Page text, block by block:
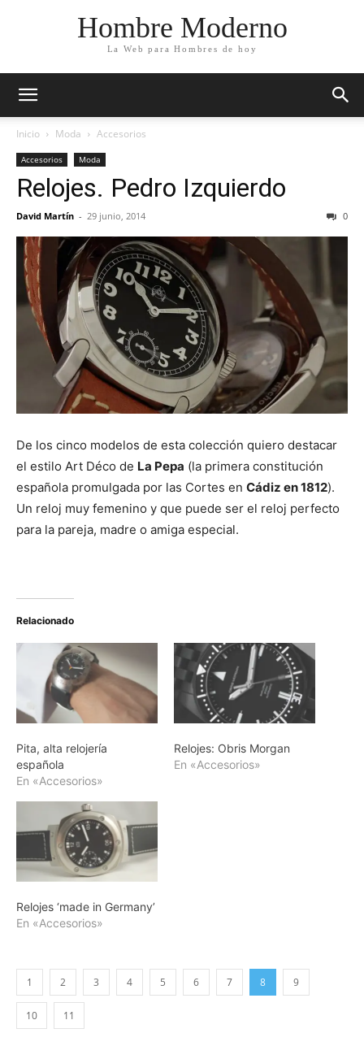
Hombre Moderno
La Web para Hombres de hoy
Inicio Moda Accesorios
Accesorios Moda
Relojes. Pedro Izquierdo
David Martín - 29 junio, 2014 0
De los cinco modelos de esta colección quiero destacar
el estilo Art Déco de La Pepa (la primera constitución
española promulgada por las Cortes en Cádiz en 1812).
Un reloj muy femenino y que puede ser el reloj perfecto
para la pareja, madre o amiga especial.
Relacionado
Pita, alta relojería
española
En «Accesorios»
Relojes: Obris Morgan
En «Accesorios»
Relojes ‘made in Germany’
En «Accesorios»
1 2 3 4 5 6 7 8 9
10 11